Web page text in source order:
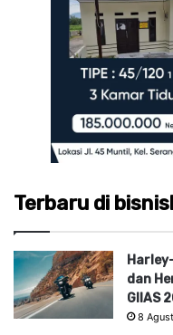
Terbaru di
dan
GIIAS
8